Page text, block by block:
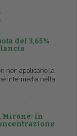
del 3,65%
non applicano la
intermedia nella
Mirone: in